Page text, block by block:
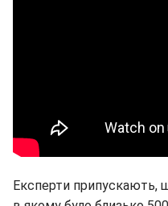
Експерти припускають,